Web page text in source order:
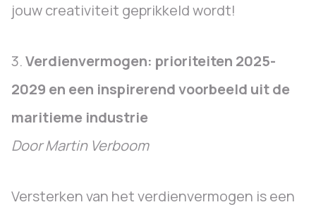
jouw creativiteit geprikkeld wordt!
3.Verdienvermogen: prioriteiten 2025-
2029 en een inspirerend voorbeeld uit de
maritieme industrie
Door Martin Verboom
Versterken van het verdienvermogen is een